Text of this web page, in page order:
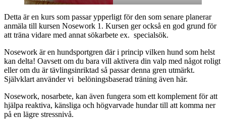
Detta är en kurs som passar ypperligt för den som senare planerar
anmäla till kursen Nosework 1. Kursen ger också en god grund för
att träna vidare med annat sökarbete ex. specialsök.
Nosework är en hundsportgren där i princip vilken hund som helst
kan delta! Oavsett om du bara vill aktivera din valp med något roligt
eller om du är tävlingsinriktad så passar denna gren utmärkt.
Självklart använder vi belöningsbaserad träning även här.
Nosework, nosarbete, kan även fungera som ett komplement för att
hjälpa reaktiva, känsliga och högvarvade hundar till att komma ner
på en lägre stressnivå.